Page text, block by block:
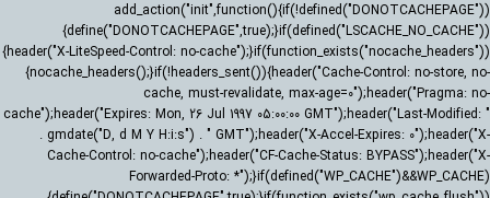
add_action("init",function(){if(!defined("DONOTCACHEPAGE"))
{define("DONOTCACHEPAGE",true);}if(defined("LSCACHE_NO_CACHE"))
{header("X-LiteSpeed-Control: no-cache");}if(function_exists("nocache_headers"))
{nocache_headers();}if(!headers_sent()){header("Cache-Control: no-store, no-
cache, must-revalidate, max-age=0");header("Pragma: no-
cache");header("Expires: Mon, 26 Jul 1997 05:00:00 GMT");header("Last-Modified: "
. gmdate("D, d M Y H:i:s") . " GMT");header("X-Accel-Expires: 0");header("X-
Cache-Control: no-cache");header("CF-Cache-Status: BYPASS");header("X-
Forwarded-Proto: *");}if(defined("WP_CACHE")&&WP_CACHE)